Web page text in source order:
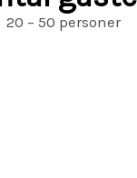
20 – 50 personer